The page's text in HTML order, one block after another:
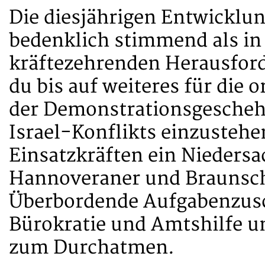
Die diesjährigen
bedenklich stimmend als
kräftezehrenden
du bis auf weiteres für die
der
Israel-Konflikts
Einsatzkräften ein
Hannoveraner und
Überbordende
Bürokratie und Amtshilfe
zum Durchatmen.